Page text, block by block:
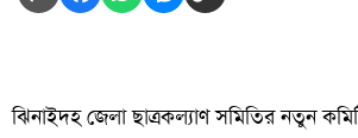
ঝিনাইদহ জেলা ছাত্রকল্যাণ সমিতির নতুন